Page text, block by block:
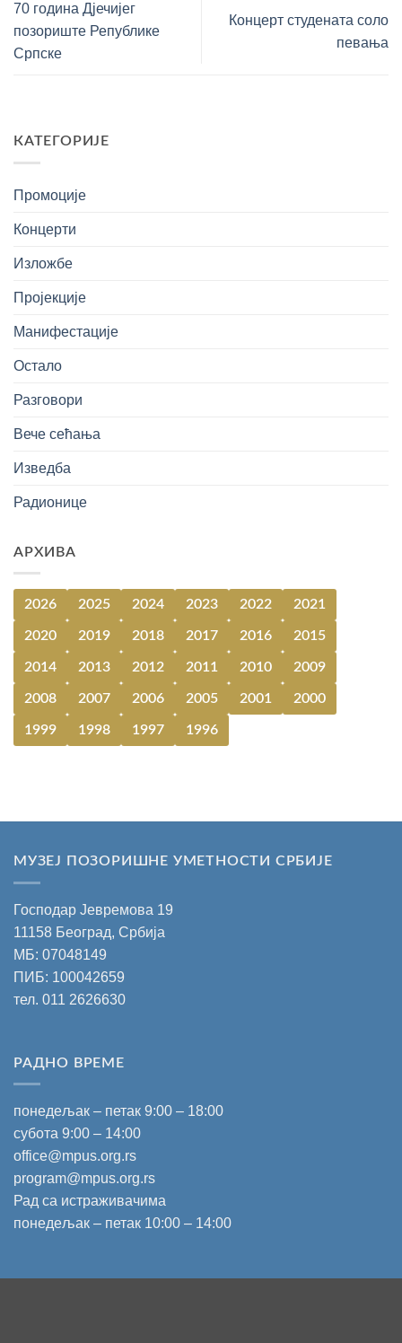
70 година Дјечијег
позориште Републике
Српске
Концерт студената соло
певања
КАТЕГОРИЈЕ
Промоције
Концерти
Изложбе
Пројекције
Манифестације
Остало
Разговори
Вече сећања
Изведба
Радионице
АРХИВА
2026 2025 2024 2023 2022 2021
2020 2019 2018 2017 2016 2015
2014 2013 2012 2011 2010 2009
2008 2007 2006 2005 2001 2000
1999 1998 1997 1996
МУЗЕЈ ПОЗОРИШНЕ УМЕТНОСТИ СРБИЈЕ
Господар Јевремова 19
11158 Београд, Србија
МБ: 07048149
ПИБ: 100042659
тел. 011 2626630
РАДНО ВРЕМЕ
понедељак – петак 9:00 – 18:00
субота 9:00 – 14:00
office@mpus.org.rs
program@mpus.org.rs
Рад са истраживачима
понедељак – петак 10:00 – 14:00